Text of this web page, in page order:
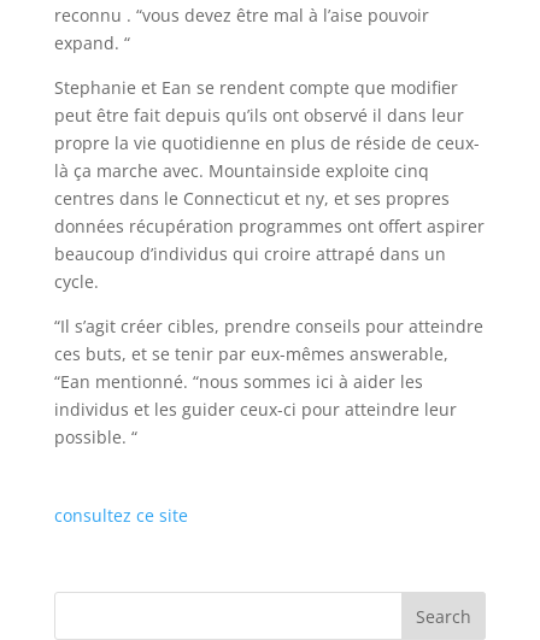
reconnu . “vous devez être mal à l’aise pouvoir
expand. “
Stephanie et Ean se rendent compte que modifier
peut être fait depuis qu’ils ont observé il dans leur
propre la vie quotidienne en plus de réside de ceux-
là ça marche avec. Mountainside exploite cinq
centres dans le Connecticut et ny, et ses propres
données récupération programmes ont offert aspirer
beaucoup d’individus qui croire attrapé dans un
cycle.
“Il s’agit créer cibles, prendre conseils pour atteindre
ces buts, et se tenir par eux-mêmes answerable,
“Ean mentionné. “nous sommes ici à aider les
individus et les guider ceux-ci pour atteindre leur
possible. “
consultez ce site
Search